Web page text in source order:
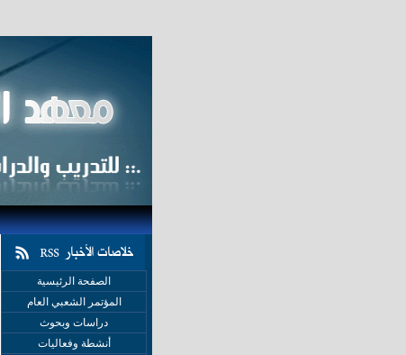
الصفحة الرئيسية
المؤتمر الشعبي العام
دراسات وبحوث
أنشطة وفعاليات